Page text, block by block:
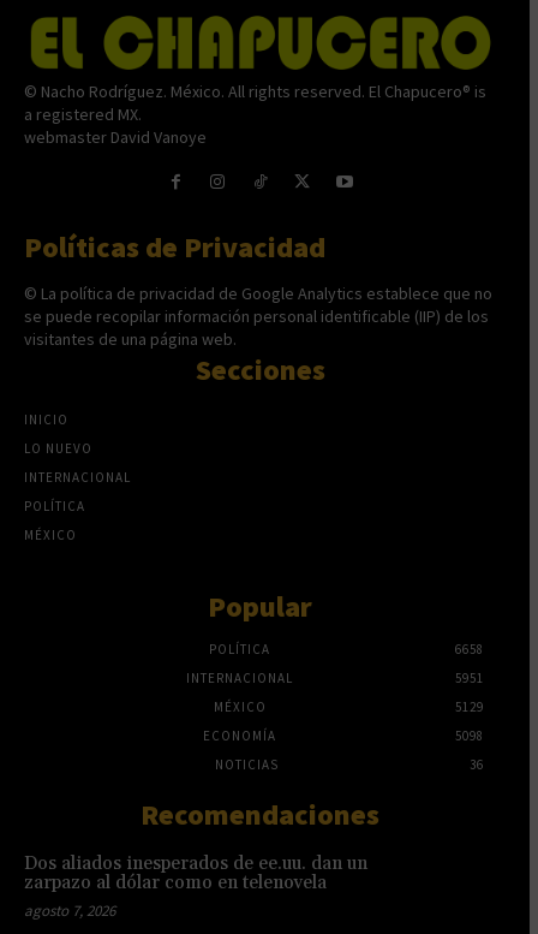
© Nacho Rodríguez. México. All rights reserved. El Chapucero® is
a registered MX.
webmaster David Vanoye
Políticas de Privacidad
© La política de privacidad de Google Analytics establece que no
se puede recopilar información personal identificable (IIP) de los
visitantes de una página web.
Secciones
INICIO
LO NUEVO
INTERNACIONAL
POLÍTICA
MÉXICO
Popular
POLÍTICA
6658
INTERNACIONAL
5951
MÉXICO
5129
ECONOMÍA
5098
NOTICIAS
36
Recomendaciones
Dos aliados inesperados de ee.uu. dan un
zarpazo al dólar como en telenovela
agosto 7, 2026